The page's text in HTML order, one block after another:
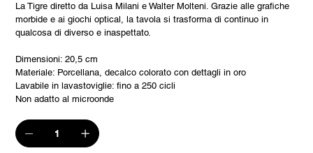
La Tigre diretto da Luisa Milani e Walter Molteni. Grazie alle grafiche
morbide e ai giochi optical, la tavola si trasforma di continuo in
qualcosa di diverso e inaspettato.
Dimensioni: 20,5 cm
Materiale: Porcellana, decalco colorato con dettagli in oro
Lavabile in lavastoviglie: fino a 250 cicli
Non adatto al microonde